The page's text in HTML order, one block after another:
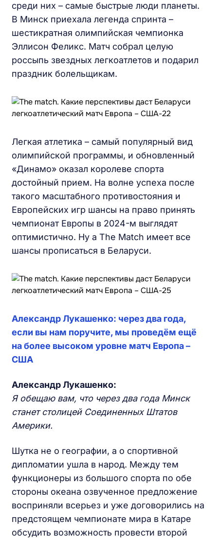
среди них – самые быстрые люди планеты.
В Минск приехала легенда спринта –
шестикратная олимпийская чемпионка
Эллисон Феликс. Матч собрал целую
россыпь звездных легкоатлетов и подарил
праздник болельщикам.
Легкая атлетика – самый популярный вид
олимпийской программы, и обновленный
«Динамо» оказал королеве спорта
достойный прием. На волне успеха после
такого масштабного противостояния и
Европейских игр шансы на право принять
чемпионат Европы в 2024-м выглядят
оптимистично. Ну а The Match имеет все
шансы прописаться в Беларуси.
Александр Лукашенко: через два года,
если вы нам поручите, мы проведём ещё
на более высоком уровне матч Европа –
США
Александр Лукашенко:
Я обещаю вам, что через два года Минск
станет столицей Соединенных Штатов
Америки.
Шутка не о географии, а о спортивной
дипломатии ушла в народ. Между тем
функционеры из большого спорта по обе
стороны океана озвученное предложение
восприняли всерьез и уже договорились на
предстоящем чемпионате мира в Катаре
обсудить возможность провести второй